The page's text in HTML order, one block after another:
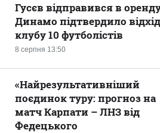
8 серпня 13:50
Гусєв відправився в
Динамо підтвердило
клубу 10 футболістів
«Найрезультативніший
поєдинок туру: прогноз на
матч Карпати – ЛНЗ від
Федецького